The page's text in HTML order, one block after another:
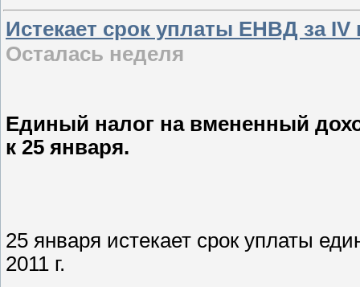
Истекает срок уплаты ЕНВД за IV
Осталась неделя
Единый налог на вмененный
к 25 января.
25 января истекает срок уплаты
2011 г.